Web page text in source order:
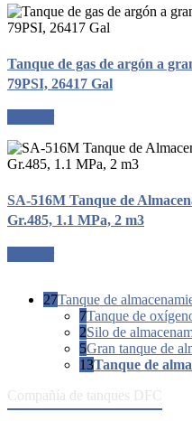
Tanque de gas de argón a
79PSI, 26417 Gal
SA-516M Tanque de
Gr.485, 1.1 MPa, 2 m3
27Tanque de
7Tanque de
2Silo de
5Gran tanque de
13Tanque de
Compañía de tanques DFC